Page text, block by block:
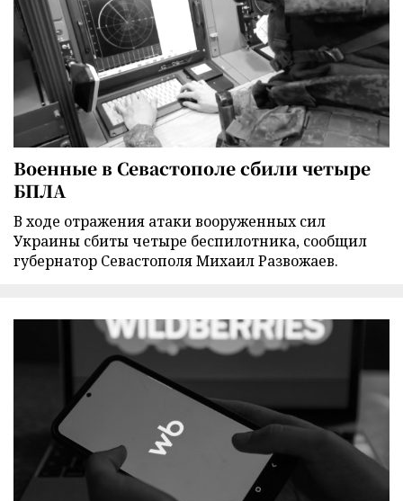
Военные в Севастополе сбили четыре
БПЛА
В ходе отражения атаки вооруженных сил
Украины сбиты четыре беспилотника, сообщил
губернатор Севастополя Михаил Развожаев.